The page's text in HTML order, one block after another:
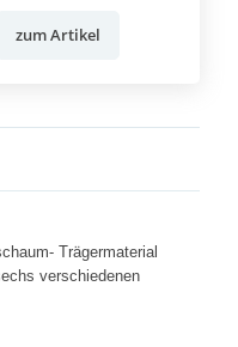
zum Artikel
Trägermaterial
verschiedenen